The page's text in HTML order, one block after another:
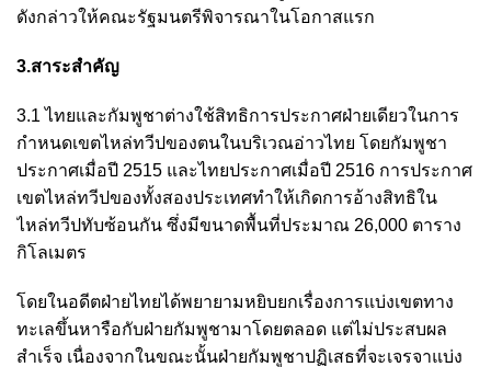
ดังกล่าวให้คณะรัฐมนตรีพิจารณาในโอกาสแรก
3.สาระสำคัญ
3.1 ไทยและกัมพูชาต่างใช้สิทธิการประกาศฝ่ายเดียวในการ
กำหนดเขตไหล่ทวีปของตนในบริเวณอ่าวไทย โดยกัมพูชา
ประกาศเมื่อปี 2515 และไทยประกาศเมื่อปี 2516 การประกาศ
เขตไหล่ทวีปของทั้งสองประเทศทำให้เกิดการอ้างสิทธิใน
ไหล่ทวีปทับซ้อนกัน ซึ่งมีขนาดพื้นที่ประมาณ 26,000 ตาราง
กิโลเมตร
โดยในอดีตฝ่ายไทยได้พยายามหยิบยกเรื่องการแบ่งเขตทาง
ทะเลขึ้นหารือกับฝ่ายกัมพูชามาโดยตลอด แต่ไม่ประสบผล
สำเร็จ เนื่องจากในขณะนั้นฝ่ายกัมพูชาปฏิเสธที่จะเจรจาแบ่ง